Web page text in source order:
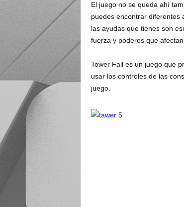
El juego no se queda ahí
puedes encontrar diferentes
las ayudas que tienes son
fuerza y poderes que
Tower Fall es un juego que
usar los controles de las
juego.